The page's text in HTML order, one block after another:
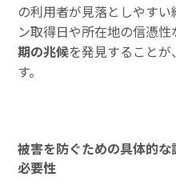
の利用者が見落としやす
ン取得日や所在地の信憑
期の兆候を発見すること
す。
被害を防ぐための具体的
必要性